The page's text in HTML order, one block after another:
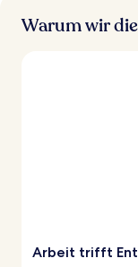
Warum wir
Arbeit trifft